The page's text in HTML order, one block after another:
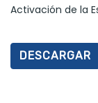
Activación de la
DESCARGAR